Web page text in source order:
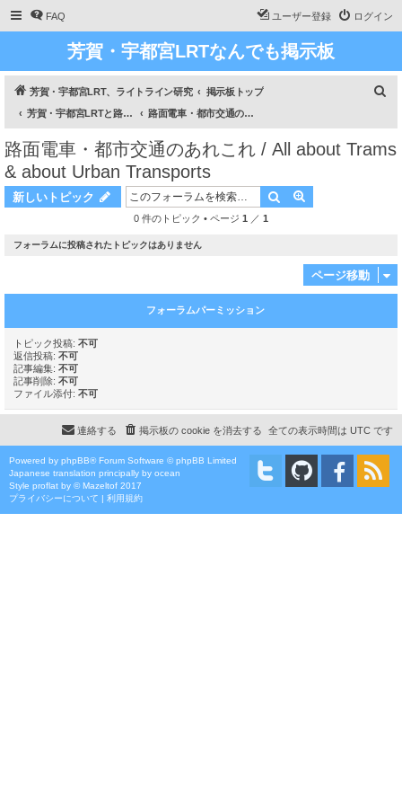
FAQ ログイン
ユーザー登録
芳賀・宇都宮LRTなんでも掲示板
芳賀・宇都宮LRT、ライトライン研究
掲示板トップ
芳賀・宇都宮LRTと路面電車のあれこれ / All about Haga Utsunomiya LRT and about Trams
路面電車・都市交通のあれこれ / All about Trams & about Urban Transports
路面電車・都市交通のあれこれ / All about Trams
& about Urban Transports
新しいトピック 検索
0 件のトピック • ページ 1 ／ 1
フォーラムに投稿されたトピックはありません
ページ移動
フォーラムパーミッション
トピック投稿: 不可
返信投稿: 不可
記事編集: 不可
記事削除: 不可
ファイル添付: 不可
全ての表示時間は UTC です
掲示板の cookie を消去する
連絡する
Powered by phpBB® Forum Software © phpBB Limited
Japanese translation principally by ocean
Style proflat by ©Mazeltof 2017
プライバシーについて | 利用規約